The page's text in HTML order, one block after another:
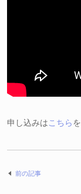
申し込みは こちら
前の記事